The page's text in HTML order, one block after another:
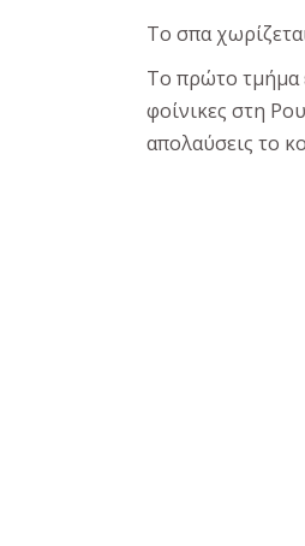
Το σπα
Το πρώτο τμήμα
φοίνικες στη
απολαύσεις το